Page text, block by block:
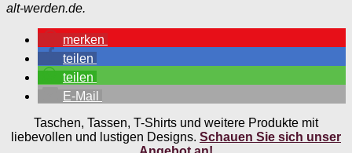
alt-werden.de.
merken
teilen
teilen
E-Mail
Taschen, Tassen, T-Shirts und weitere Produkte mit
liebevollen und lustigen Designs. Schauen Sie sich unser